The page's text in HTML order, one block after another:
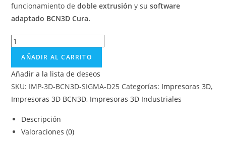
funcionamiento dedoble extrusión y susoftware
adaptado BCN3D Cura.
AÑADIR AL CARRITO
Añadir a la lista de deseos
SKU: IMP-3D-BCN3D-SIGMA-D25 Categorías: Impresoras 3D,
Impresoras 3D BCN3D, Impresoras 3D Industriales
Descripción
Valoraciones (0)